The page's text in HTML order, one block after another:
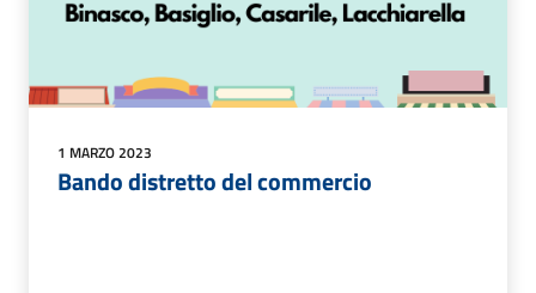
1 MARZO 2023
Bando distretto del commercio